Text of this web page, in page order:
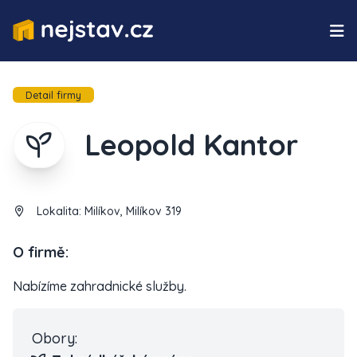
Detail firmy
Leopold Kantor
Lokalita: Milíkov, Milíkov 319
O firmě:
Nabízíme zahradnické služby.
Obory: